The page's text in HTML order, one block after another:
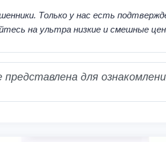
Только у нас есть
на ультра низкие и смешные
для